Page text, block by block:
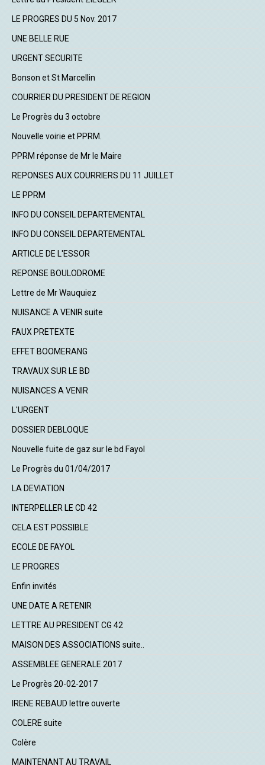
LE PROGRES DU 5 Nov. 2017
UNE BELLE RUE
URGENT SECURITE
Bonson et St Marcellin
COURRIER DU PRESIDENT DE REGION
Le Progrès du 3 octobre
Nouvelle voirie et PPRM.
PPRM réponse de Mr le Maire
REPONSES AUX COURRIERS DU 11 JUILLET
LE PPRM
INFO DU CONSEIL DEPARTEMENTAL
INFO DU CONSEIL DEPARTEMENTAL
ARTICLE DE L'ESSOR
REPONSE BOULODROME
Lettre de Mr Wauquiez
NUISANCE A VENIR suite
FAUX PRETEXTE
EFFET BOOMERANG
TRAVAUX SUR LE BD
NUISANCES A VENIR
L'URGENT
DOSSIER DEBLOQUE
Nouvelle fuite de gaz sur le bd Fayol
Le Progrès du 01/04/2017
LA DEVIATION
INTERPELLER LE CD 42
CELA EST POSSIBLE
ECOLE DE FAYOL
LE PROGRES
Enfin invités
UNE DATE A RETENIR
LETTRE AU PRESIDENT CG 42
MAISON DES ASSOCIATIONS suite..
ASSEMBLEE GENERALE 2017
Le Progrès 20-02-2017
IRENE REBAUD lettre ouverte
COLERE suite
Colère
MAINTENANT AU TRAVAIL